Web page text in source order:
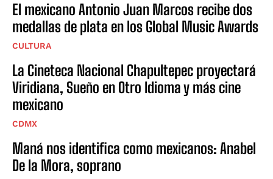
El mexicano Antonio Juan Marcos recibe dos
medallas de plata en los Global Music Awards
CULTURA
La Cineteca Nacional Chapultepec proyectará
Viridiana, Sueño en Otro Idioma y más cine
mexicano
CDMX
Maná nos identifica como mexicanos: Anabel
De la Mora, soprano